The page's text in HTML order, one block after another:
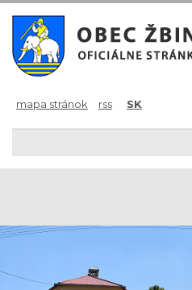
mapa stránok rss SK